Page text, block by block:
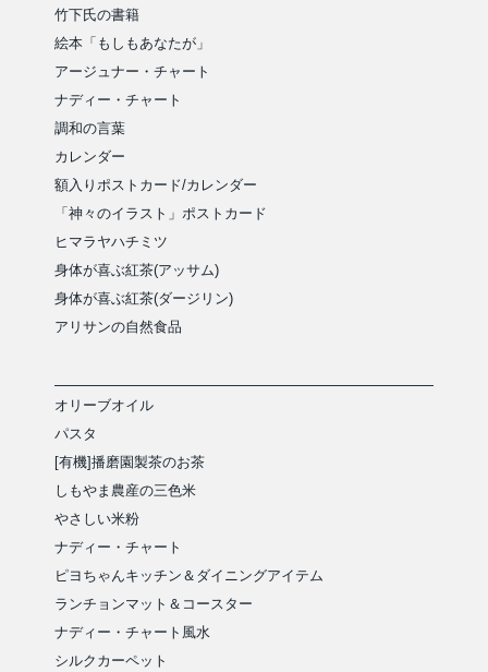
竹下氏の書籍
絵本「もしもあなたが」
アージュナー・チャート
ナディー・チャート
調和の言葉
カレンダー
額入りポストカード/カレンダー
「神々のイラスト」ポストカード
ヒマラヤハチミツ
身体が喜ぶ紅茶(アッサム)
身体が喜ぶ紅茶(ダージリン)
アリサンの自然食品
オリーブオイル
パスタ
[有機]播磨園製茶のお茶
しもやま農産の三色米
やさしい米粉
ナディー・チャート
ピヨちゃんキッチン＆ダイニングアイテム
ランチョンマット＆コースター
ナディー・チャート風水
シルクカーペット